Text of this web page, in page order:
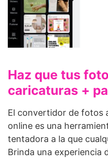
Haz que tus
caricaturas +
El convertidor de fotos
online es una
tentadora a la que
Brinda una